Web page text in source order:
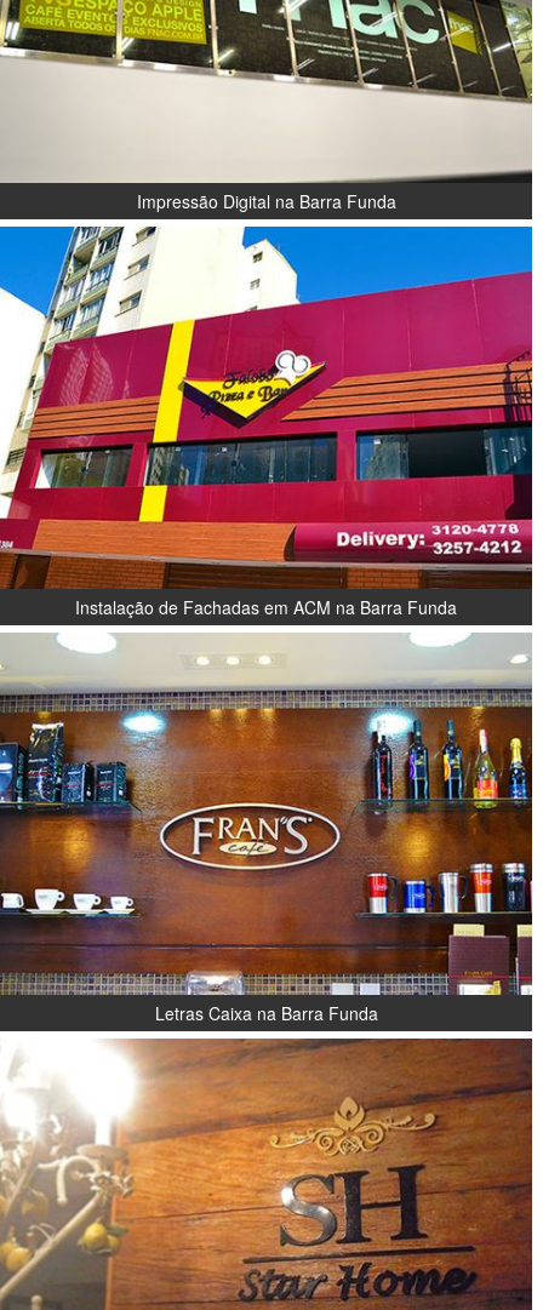
Impressão Digital na Barra Funda
Instalação de Fachadas em ACM na Barra Funda
Letras Caixa na Barra Funda